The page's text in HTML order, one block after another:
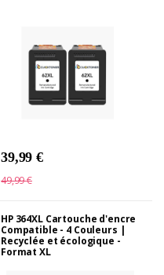
39,99 €
49,99 €
HP 364XL Cartouche d'encre
Compatible - 4 Couleurs |
Recyclée et écologique -
Format XL